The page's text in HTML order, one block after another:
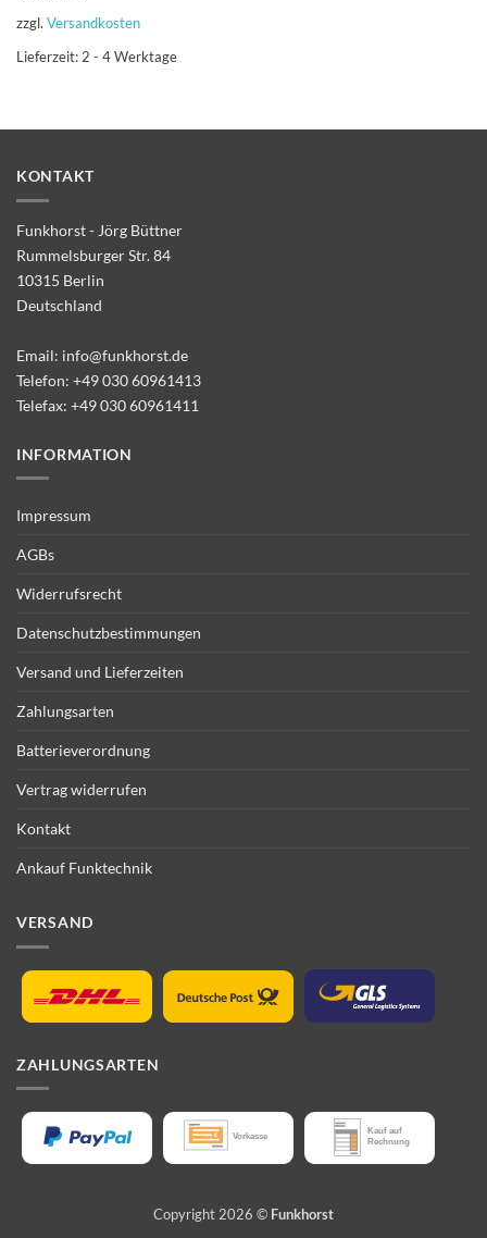
zzgl. Versandkosten
Lieferzeit: 2 - 4 Werktage
KONTAKT
Funkhorst - Jörg Büttner
Rummelsburger Str. 84
10315 Berlin
Deutschland
Email: info@funkhorst.de
Telefon: +49 030 60961413
Telefax: +49 030 60961411
INFORMATION
Impressum
AGBs
Widerrufsrecht
Datenschutzbestimmungen
Versand und Lieferzeiten
Zahlungsarten
Batterieverordnung
Vertrag widerrufen
Kontakt
Ankauf Funktechnik
VERSAND
ZAHLUNGSARTEN
Copyright 2026 © Funkhorst